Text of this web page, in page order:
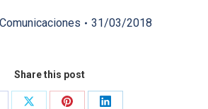
Comunicaciones 31/03/2018
Share this post